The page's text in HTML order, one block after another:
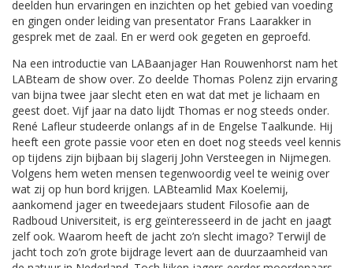
deelden hun ervaringen en inzichten op het gebied van voeding
en gingen onder leiding van presentator Frans Laarakker in
gesprek met de zaal. En er werd ook gegeten en geproefd.
Na een introductie van LABaanjager Han Rouwenhorst nam het
LABteam de show over. Zo deelde Thomas Polenz zijn ervaring
van bijna twee jaar slecht eten en wat dat met je lichaam en
geest doet. Vijf jaar na dato lijdt Thomas er nog steeds onder.
René Lafleur studeerde onlangs af in de Engelse Taalkunde. Hij
heeft een grote passie voor eten en doet nog steeds veel kennis
op tijdens zijn bijbaan bij slagerij John Versteegen in Nijmegen.
Volgens hem weten mensen tegenwoordig veel te weinig over
wat zij op hun bord krijgen. LABteamlid Max Koelemij,
aankomend jager en tweedejaars student Filosofie aan de
Radboud Universiteit, is erg geïnteresseerd in de jacht en jaagt
zelf ook. Waarom heeft de jacht zo’n slecht imago? Terwijl de
jacht toch zo’n grote bijdrage levert aan de duurzaamheid van